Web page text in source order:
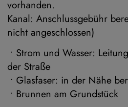
vorhanden.
Kanal: Anschlussgebühr
nicht angeschlossen)
• Strom und Wasser:
der Straße
• Glasfaser: in der Nähe
• Brunnen am Grundstück